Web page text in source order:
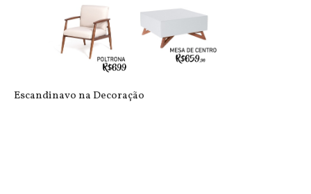
Escandinavo na Decoração